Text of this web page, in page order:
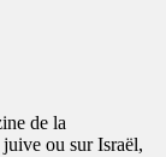
de la
ou sur Israël,